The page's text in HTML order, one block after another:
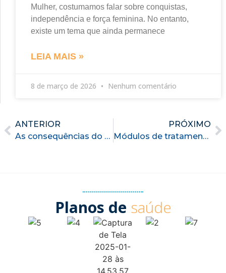
Mulher, costumamos falar sobre conquistas,
independência e força feminina. No entanto,
existe um tema que ainda permanece
LEIA MAIS »
8 de março de 2026 Nenhum comentário
ANTERIOR
As consequências do tabagismo
PRÓXIMO
Módulos de tratamento para Dependência Química
Planos de saúde